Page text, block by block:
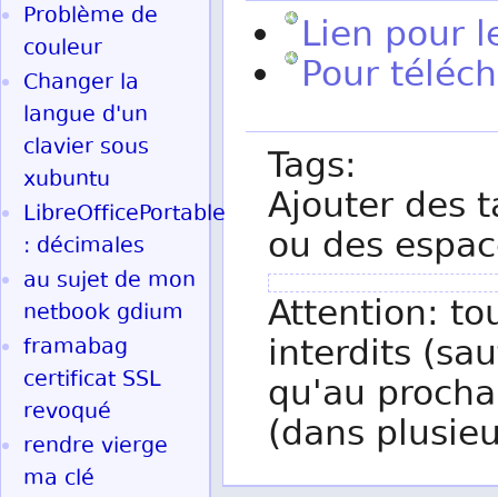
Lien pour
Pour
Tags:
Ajouter des
ou des
Attention:
interdits
qu'au
(dans
Problème de
couleur
Changer la
langue d'un
clavier sous
xubuntu
LibreOfficePortable
: décimales
au sujet de mon
netbook gdium
framabag
certificat SSL
revoqué
rendre vierge
ma clé